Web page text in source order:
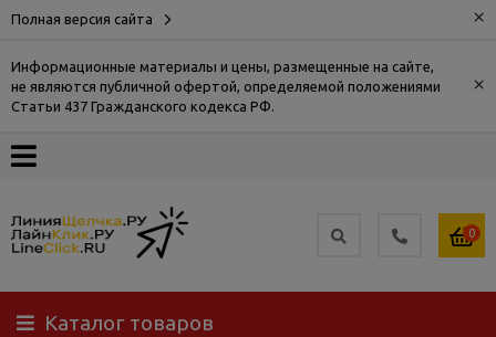
Полная версия сайта ×
Информационные материалы и цены, размещенные на сайте,
не являются публичной офертой, определяемой положениями
Статьи 437 Гражданского кодекса РФ.
×
О
Доставка
Самовывоз
0
Каталог товаров